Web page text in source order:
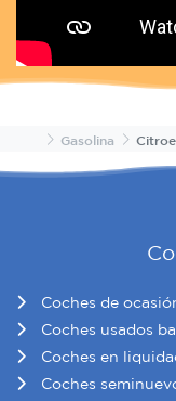
InicioGasolina
Coches de
Coches usados
Coches en
Coches